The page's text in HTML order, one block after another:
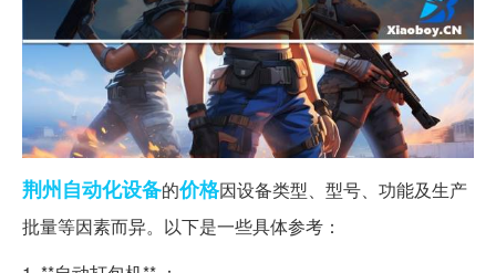
荆州自动化设备的价格因设备类型、型号、功能及生产
批量等因素而异。以下是一些具体参考：